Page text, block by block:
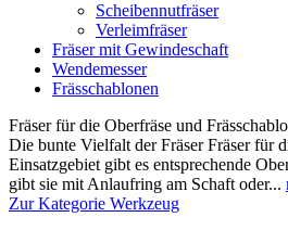
Scheibennutfräser
Verleimfräser
Fräser mit Gewindeschaft
Wendemesser
Frässchablonen
Fräser für die Oberfräse und
Die bunte Vielfalt der Fräser Fräser für
Einsatzgebiet gibt es entsprechende
gibt sie mit Anlaufring am Schaft oder...
Zur Kategorie Werkzeug